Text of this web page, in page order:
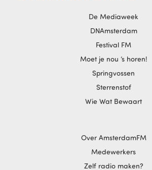
De Mediaweek
DNAmsterdam
Festival FM
Moet je nou ‘s horen!
Springvossen
Sterrenstof
Wie Wat Bewaart
Over AmsterdamFM
Medewerkers
Zelf radio maken?